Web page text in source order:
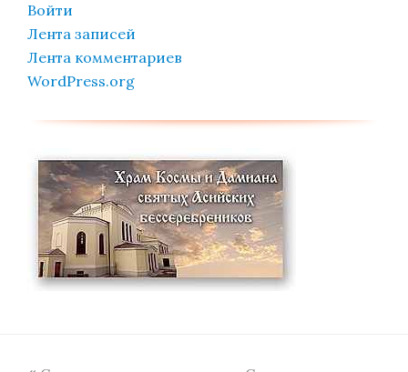
Войти
Лента записей
Лента комментариев
WordPress.org